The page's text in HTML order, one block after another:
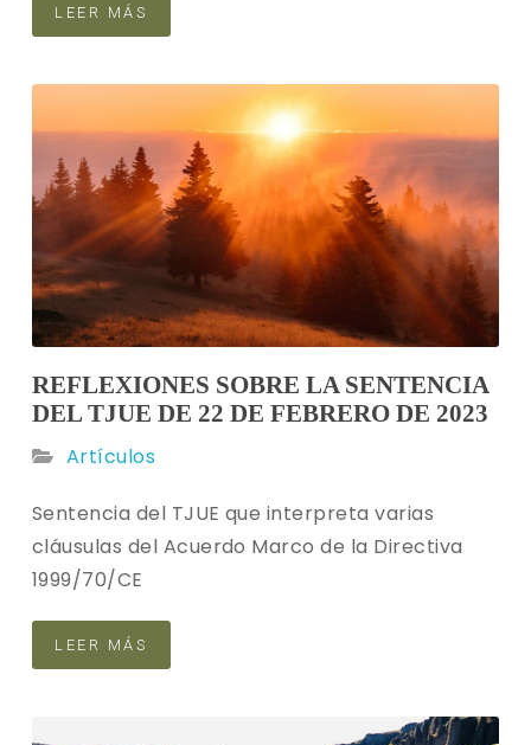
LEER MÁS
REFLEXIONES SOBRE LA SENTENCIA
DEL TJUE DE 22 DE FEBRERO DE 2023
Artículos
Sentencia del TJUE que interpreta varias
cláusulas del Acuerdo Marco de la Directiva
1999/70/CE
LEER MÁS